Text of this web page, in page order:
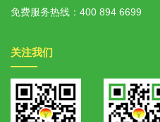
免费服务热线： 400 894 6699
关注我们